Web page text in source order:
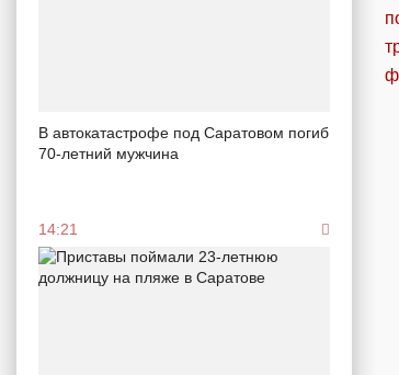
В автокатастрофе под Саратовом погиб
70-летний мужчина
14:21